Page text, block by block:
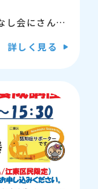
し会にさんか
時から16時
2階 おはな
詳しく見る